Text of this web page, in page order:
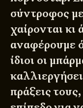
σύντροφος
χαίρονται
αναφέρουμε
ίδιοι οι
πράξεις